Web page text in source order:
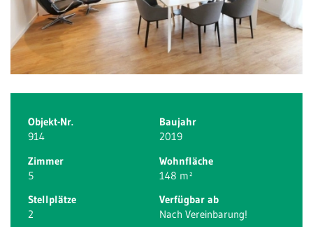
Objekt-Nr.
914
Baujahr
2019
Zimmer
5
Wohnfläche
148 m²
Stellplätze
2
Verfügbar ab
Nach Vereinbarung!